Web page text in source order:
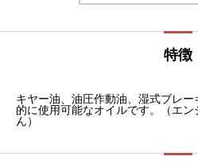
特徴
キヤー油、油圧作動油、湿式ブレ
的に使用可能なオイルです。（エ
ん）